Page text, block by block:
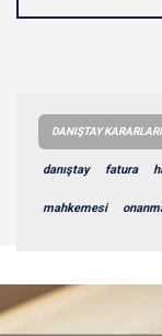
DANIŞTAY KARARLARI
danıştay fatura
mahkemesi